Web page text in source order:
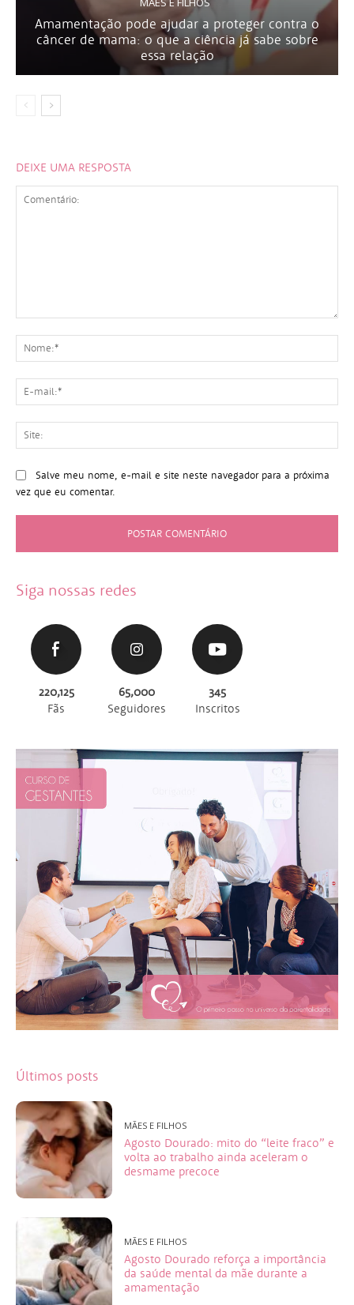
Amamentação pode ajudar a proteger contra o
câncer de mama: o que a ciência já sabe sobre
essa relação
DEIXE UMA RESPOSTA
Salve meu nome, e-mail e site neste navegador para a próxima
vez que eu comentar.
Siga nossas redes
220,125
Fãs
65,000
Seguidores
345
Inscritos
Últimos posts
MÃES E FILHOS
Agosto Dourado: mito do “leite fraco” e
volta ao trabalho ainda aceleram o
desmame precoce
MÃES E FILHOS
Agosto Dourado reforça a importância
da saúde mental da mãe durante a
amamentação